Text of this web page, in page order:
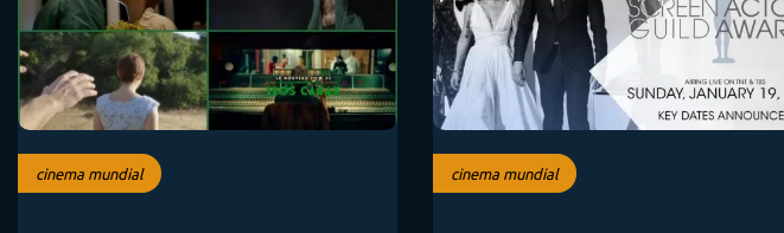
cinema mundial cinema mundial